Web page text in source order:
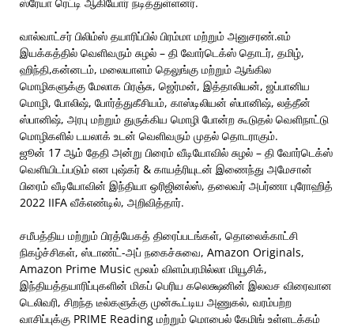
வால்வாட்சர் பிலிம்ஸ் தயாரிப்பில் பிரம்மா மற்றும் அனுசரண்.எம்
இயக்கத்தில் வெளிவரும் சுழல் – தி வோர்டெக்ஸ் தொடர், தமிழ்,
ஹிந்தி,கன்னடம், மலையாளம் தெலுங்கு மற்றும் ஆங்கில
மொழிகளுக்கு மேலாக பிரஞ்சு, ஜெர்மன், இத்தாலியன், ஜப்பானிய
மொழி, போலிஷ், போர்த்துகீசியம், காஸ்டிலியன் ஸ்பானிஷ், லத்தீன்
ஸ்பானிஷ், அரபு மற்றும் துருக்கிய மொழி போன்ற கூடுதல் வெளிநாட்டு
மொழிகளில் டயலாக் உடன் வெளிவரும் முதல் தொடராகும்.
ஜூன் 17 ஆம் தேதி அன்று பிரைம் வீடியோவில் சுழல் – தி வோர்டெக்ஸ்
வெளியிடப்படும் என புஷ்கர் & காயத்ரியுடன் இணைந்து அமேசான்
பிரைம் வீடியோவின் இந்தியா ஒரிஜினல்ஸ், தலைவர் அபர்ணா புரோஹித்
2022 IIFA வீக்எண்டில், அறிவித்தார்.
சமீபத்திய மற்றும் பிரத்யேகத் திரைப்படங்கள், தொலைக்காட்சி
நிகழ்ச்சிகள், ஸ்டாண்ட்-அப் நகைச்சுவை, Amazon Originals,
Amazon Prime Music மூலம் விளம்பரமில்லா மியூசிக்,
இந்தியத்தயாரிப்புகளின் மிகப் பெரிய கலெக்ஷனின் இலவச விரைவான
டெலிவரி, சிறந்த டீல்களுக்கு முன்கூட்டிய அணுகல், வரம்பற்ற
வாசிப்புக்கு PRIME Reading மற்றும் மொபைல் கேமிங் உள்ளடக்கம்